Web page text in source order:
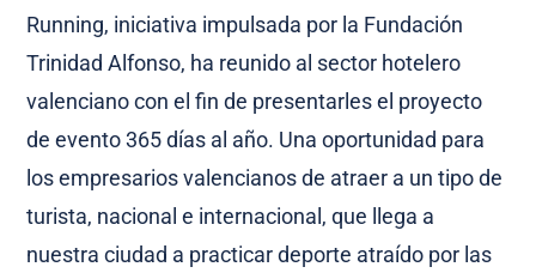
Running, iniciativa impulsada por la Fundación
Trinidad Alfonso, ha reunido al sector hotelero
valenciano con el fin de presentarles el proyecto
de evento 365 días al año. Una oportunidad para
los empresarios valencianos de atraer a un tipo de
turista, nacional e internacional, que llega a
nuestra ciudad a practicar deporte atraído por las